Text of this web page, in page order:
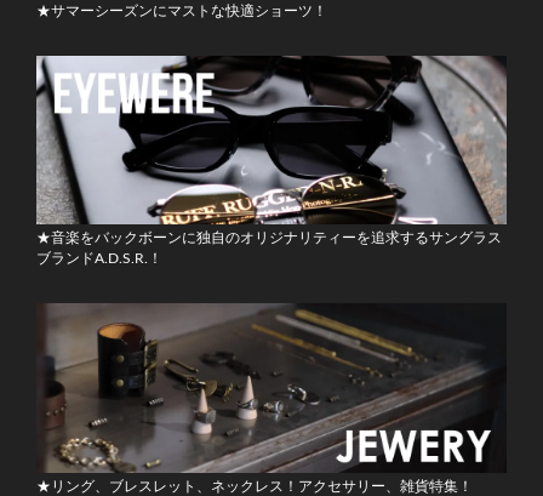
★サマーシーズンにマストな快適ショーツ！
★音楽をバックボーンに独自のオリジナリティーを追求するサングラス
ブランドA.D.S.R.！
★リング、ブレスレット、ネックレス！アクセサリー、雑貨特集！